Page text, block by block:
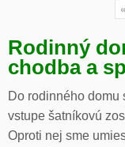
«
Rodinný
chodba a
Do rodinného domu
vstupe šatníkovú
Oproti nej sme